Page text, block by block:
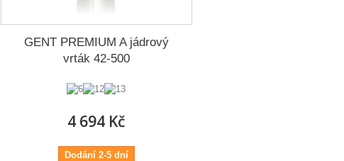
GENT PREMIUM A jádrový
vrták 42-500
4 694 Kč
Dodání 2-5 dní